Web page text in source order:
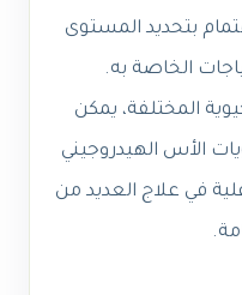
بتحديد المستوى
الخاصة به.
المختلفة، يمكن
الأس الهيدروجيني
في علاج العديد من